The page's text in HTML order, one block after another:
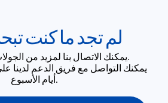
لم تجد ما كنت
يمكنك التواصل مع فريق الدعم لدينا
أيام الأسبوع.